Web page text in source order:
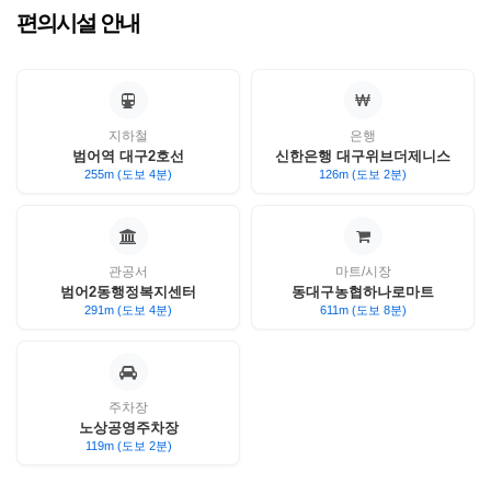
편의시설 안내
지하철
범어역 대구2호선
255m (도보 4분)
은행
신한은행 대구위브더제니스
126m (도보 2분)
관공서
범어2동행정복지센터
291m (도보 4분)
마트/시장
동대구농협하나로마트
611m (도보 8분)
주차장
노상공영주차장
119m (도보 2분)